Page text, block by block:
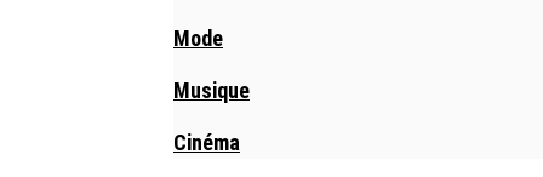
Mode
Musique
Cinéma